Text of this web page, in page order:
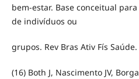
bem-estar. Base conceitual
de indivíduos ou
grupos. Rev Bras Ativ Fís
(16) Both J, Nascimento JV,